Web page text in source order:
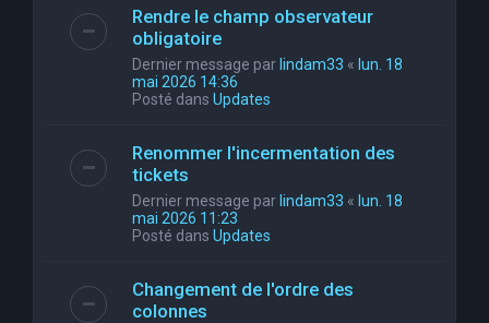
Rendre le champ observateur
obligatoire
Dernier message parlindam33 « lun. 18
mai 2026 14:36
Posté dans Updates
Renommer l'incermentation des
tickets
Dernier message parlindam33 « lun. 18
mai 2026 11:23
Posté dans Updates
Changement de l'ordre des
colonnes